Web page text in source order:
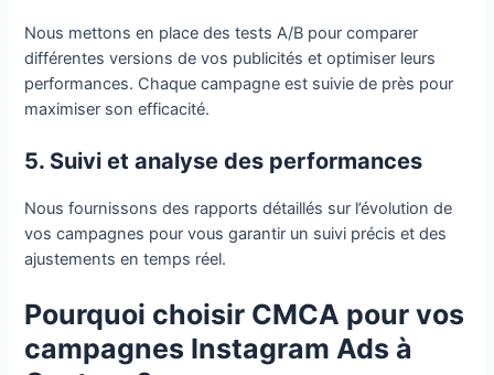
Nous mettons en place des tests A/B pour comparer
différentes versions de vos publicités et optimiser leurs
performances. Chaque campagne est suivie de près pour
maximiser son efficacité.
5. Suivi et analyse des performances
Nous fournissons des rapports détaillés sur l’évolution de
vos campagnes pour vous garantir un suivi précis et des
ajustements en temps réel.
Pourquoi choisir CMCA pour vos
campagnes Instagram Ads à